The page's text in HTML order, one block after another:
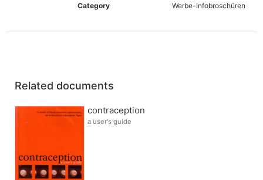
Category
Werbe-Infobroschüren
Related documents
contraception
a user's guide